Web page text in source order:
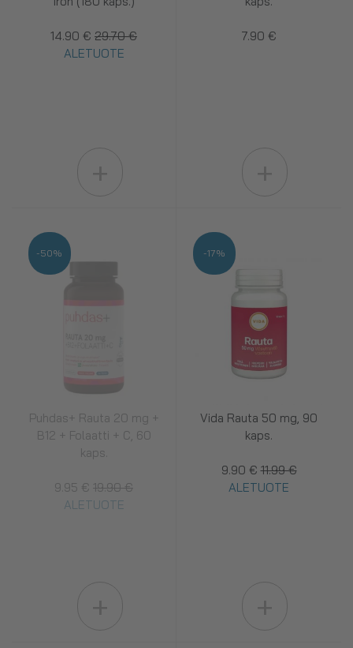
14.90 € 29.70 €
ALETUOTE
7.90 €
Puhdas+ Rauta 20 mg +
B12 + Folaatti + C, 60
kaps.
9.95 € 19.90 €
ALETUOTE
-50%
Vida Rauta 50 mg, 90
kaps.
9.90 € 11.99 €
ALETUOTE
-17%